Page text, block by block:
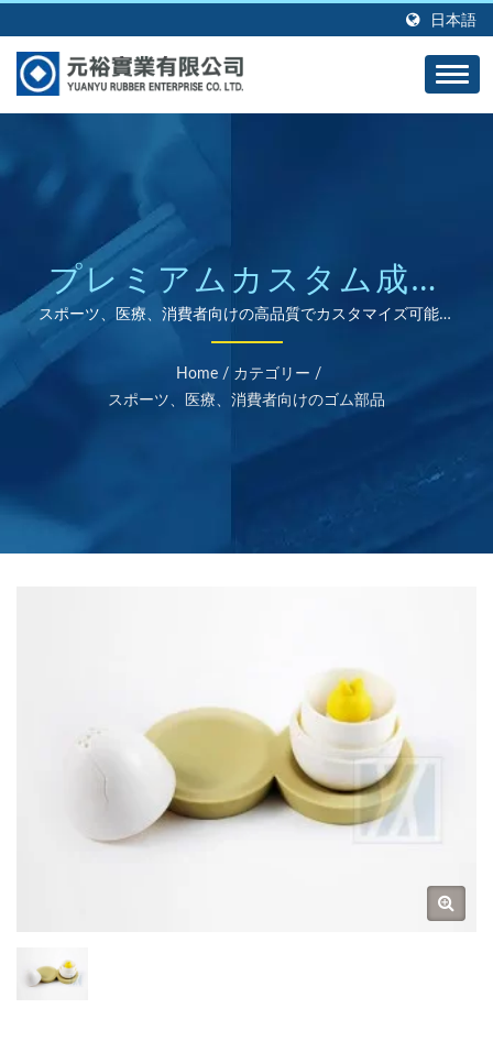
日本語
プレミアムカスタム成形
シリコンソリューション
スポーツ、医療、消費者向けの高品質でカスタマイズ可能な
特殊ゴム部品
Home / カテゴリー /
スポーツ、医療、消費者向けのゴム部品